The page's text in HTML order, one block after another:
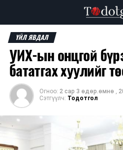
ҮЙЛ ЯВДАЛ
УИХ-ын онцгой
бататгах хуулийг
Огноо: 2 сар 3 өдөр.өмнө ,
Сэтгүүлч: Тодотгол